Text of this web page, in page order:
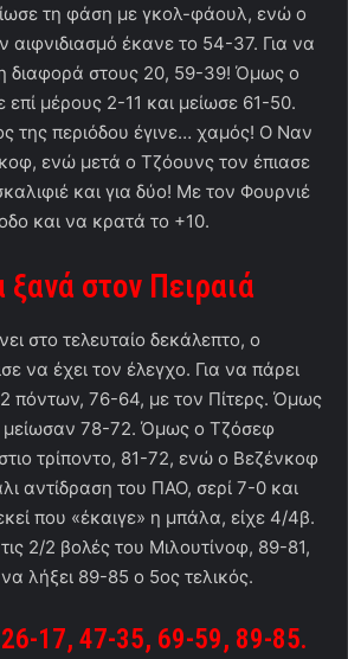
τη φάση με γκολ-φάουλ, ενώ ο
αιφνιδιασμό έκανε το 54-37. Για να
διαφορά στους 20, 59-39! Όμως ο
μέρους 2-11 και μείωσε 61-50.
της περιόδου έγινε… χαμός! Ο Ναν
ενώ μετά ο Τζόουνς τον έπιασε
και για δύο! Με τον Φουρνιέ
και να κρατά το +10.
στον Πειραιά
στο τελευταίο δεκάλεπτο, ο
να έχει τον έλεγχο. Για να πάρει
πόντων, 76-64, με τον Πίτερς. Όμως
μείωσαν 78-72. Όμως ο Τζόσεφ
τρίποντο, 81-72, ενώ ο Βεζένκοφ
αντίδραση του ΠΑΟ, σερί 7-0 και
που «έκαιγε» η μπάλα, είχε 4/4β.
2/2 βολές του Μιλουτίνοφ, 89-81,
λήξει 89-85 ο 5ος τελικός.
17, 47-35, 69-59, 89-85.